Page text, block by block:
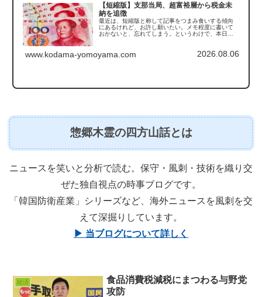
【短縮版】支那当局、超富裕層から税金未
納を追徴
最近は、短縮版と称して記事をつまみ食いする傾向
にあるけれど、お許し願いたい。メモ程度に書いて
おかないと、忘れてしまう。というわけで、本日触
「豚は太らせ...
www.kodama-yomoyama.com 2026.08.06
惣郷木霊の四方山話とは
ニュースを笑いと分析で読む。保守・風刺・技術を織り交
ぜた独自視点の時事ブログです。
「韓国防衛産業」シリーズなど、海外ニュースを風刺を交
えて深掘りしています。
▶ 当ブログについて詳しく
経済
食品消費税減税にまつわる与野党
攻防